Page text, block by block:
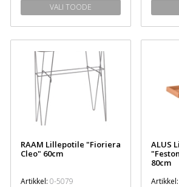
VALI TOODE
RAAM Lillepotile "Fioriera
Cleo" 60cm
Artikkel: 0-5079
ALUS
80cm
Artikkel: